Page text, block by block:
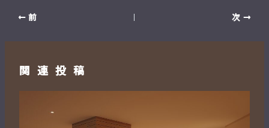
前 次
関連投稿